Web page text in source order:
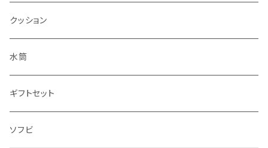
クッション
水筒
ギフトセット
ソフビ